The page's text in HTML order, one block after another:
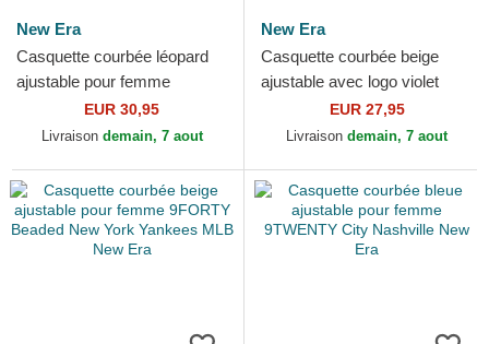
New Era
Casquette courbée léopard
ajustable pour femme
9FORTY AC Milan Serie A
New Era
EUR 30,95
Livraison demain, 7 aout
New Era
Casquette courbée beige
ajustable avec logo violet
pour femme 9FORTY
Metallic Logo New York...
EUR 27,95
Livraison demain, 7 aout